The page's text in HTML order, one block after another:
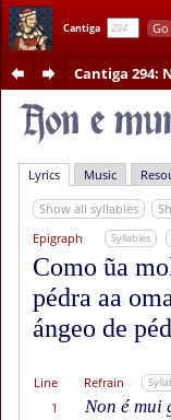
Cantiga Go
Cantiga 294:
Lyrics Music
Show all syllables
Epigraph
Syllables
Como ũa
pédra aa
ángeo de
Line Refrain
1 Non é mui